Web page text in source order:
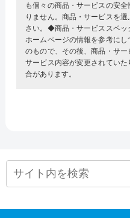
も個々の商品・サービスの安
りません。商品・サービスを
さい。◆商品・サービススペッ
ホームページの情報を参考に
のもので、その後、商品・サ
サービス内容が変更されてい
合があります。